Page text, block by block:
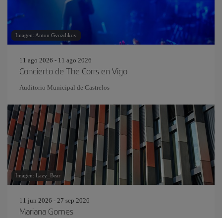
Imagen: Anton Gvozdikov
11 ago 2026 - 11 ago 2026
Concierto de The Corrs en Vigo
Auditorio Municipal de Castrelos
Imagen: Lazy_Bear
11 jun 2026 - 27 sep 2026
Mariana Gomes